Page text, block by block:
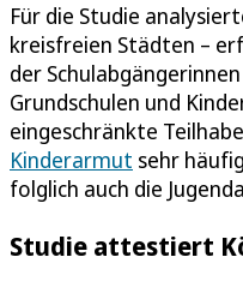
Für die Studie
kreisfreien Städten –
der
Grundschulen und
eingeschränkte
Kinderarmut sehr
folglich auch die
Studie attestiert